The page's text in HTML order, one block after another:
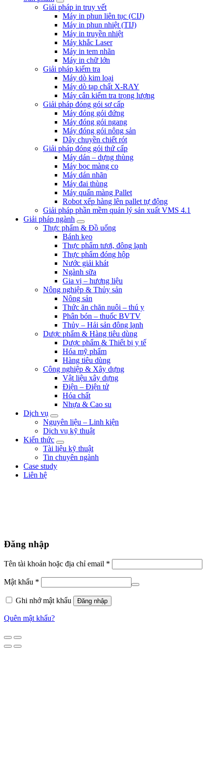
Giải pháp in truy vết
Máy in phun liên tục (CIJ)
Máy in phun nhiệt (TIJ)
Máy in truyền nhiệt
Máy khắc Laser
Máy in tem nhãn
Máy in chữ lớn
Giải pháp kiểm tra
Máy dò kim loại
Máy dò tạp chất X-RAY
Máy cân kiểm tra trọng lượng
Giải pháp đóng gói sơ cấp
Máy đóng gói đứng
Máy đóng gói ngang
Máy đóng gói nông sản
Dây chuyền chiết rót
Giải pháp đóng gói thứ cấp
Máy dán – dựng thùng
Máy bọc màng co
Máy dán nhãn
Máy đai thùng
Máy quấn màng Pallet
Robot xếp hàng lên pallet tự động
Giải pháp phần mềm quản lý sản xuất VMS 4.1
Giải pháp ngành
Thực phẩm & Đồ uống
Bánh kẹo
Thực phẩm tươi, đông lạnh
Thực phẩm đóng hộp
Nước giải khát
Ngành sữa
Gia vị – hương liệu
Nông nghiệp & Thủy sản
Nông sản
Thức ăn chăn nuôi – thú y
Phân bón – thuốc BVTV
Thủy – Hải sản đông lạnh
Dược phẩm & Hàng tiêu dùng
Dược phẩm & Thiết bị y tế
Hóa mỹ phẩm
Hàng tiêu dùng
Công nghiệp & Xây dựng
Vật liệu xây dựng
Điện – Điện tử
Hóa chất
Nhựa & Cao su
Dịch vụ
Nguyên liệu – Linh kiện
Dịch vụ kỹ thuật
Kiến thức
Tài liệu kỹ thuật
Tin chuyên ngành
Case study
Liên hệ
Đăng nhập
Tên tài khoản hoặc địa chỉ email *
Mật khẩu *
Ghi nhớ mật khẩu Đăng nhập
Quên mật khẩu?